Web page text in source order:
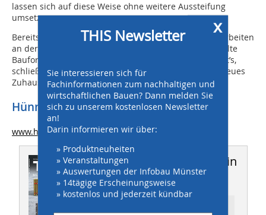
lassen sich auf diese Weise ohne weitere Aussteifung
umsetzen.
Bereits im Sommer diesen Jahres sollen alle Rohbauarbeiten
an der Generali Arena beendet sein. Der bislang erzielte
Baufortschritt bestätigt das. Den FK Austria Wien freut’s,
schließlich möchte er so schnell wie möglich in sein neues
Zuhause ziehen.
Hünnebeck Deutschland GmbH
www.huennebeck.de
Dieser Artikel erschien in
THIS 08-09/2017
x
THIS Newsletter
Sie interessieren sich für
Fachinformationen zum nachhaltigen und
wirtschaftlichen Bauen? Dann melden Sie
sich zu unserem kostenlosen Newsletter
an!
Darin informieren wir über:
» Produktneuheiten
» Veranstaltungen
» Auswertungen der Infobau Münster
» 14tägige Erscheinungsweise
» kostenlos und jederzeit kündbar